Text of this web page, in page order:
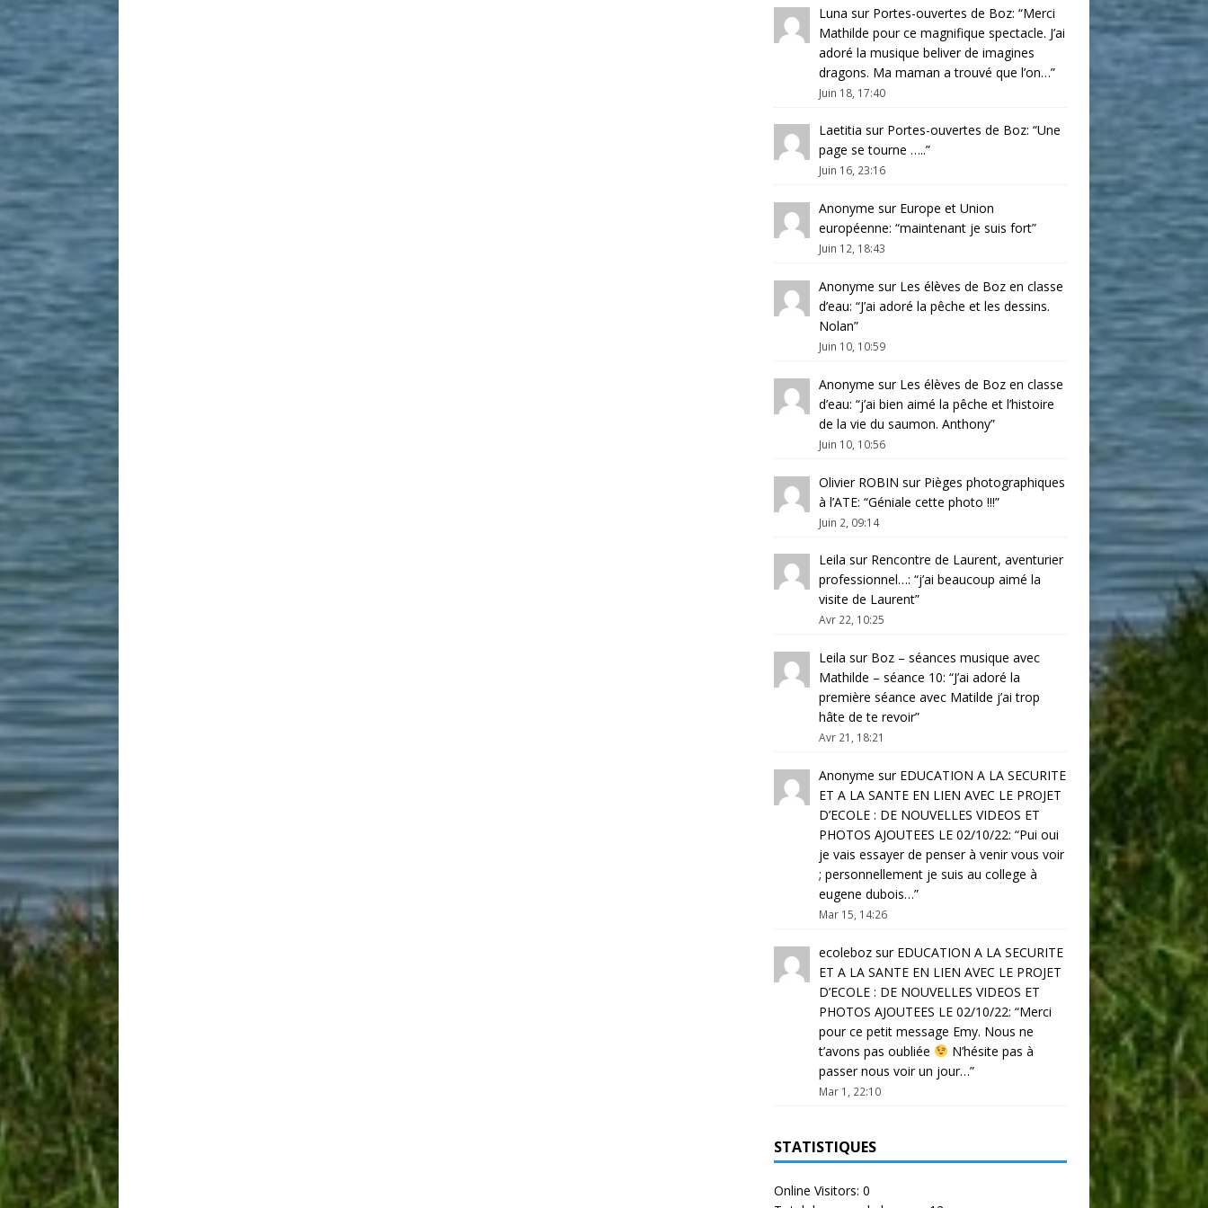
Luna sur Portes-ouvertes de Boz: “Merci
Mathilde pour ce magnifique spectacle. J’ai
adoré la musique beliver de imagines
dragons. Ma maman a trouvé que l’on…”
Juin 18, 17:40
Laetitia sur Portes-ouvertes de Boz: “Une
page se tourne …..”
Juin 16, 23:16
Anonyme sur Europe et Union
européenne: “maintenant je suis fort”
Juin 12, 18:43
Anonyme sur Les élèves de Boz en classe
d’eau: “J’ai adoré la pêche et les dessins.
Nolan”
Juin 10, 10:59
Anonyme sur Les élèves de Boz en classe
d’eau: “j’ai bien aimé la pêche et l’histoire
de la vie du saumon. Anthony”
Juin 10, 10:56
Olivier ROBIN sur Pièges photographiques
à l’ATE: “Géniale cette photo !!!”
Juin 2, 09:14
Leila sur Rencontre de Laurent, aventurier
professionnel…: “j’ai beaucoup aimé la
visite de Laurent”
Avr 22, 10:25
Leila sur Boz – séances musique avec
Mathilde – séance 10: “J’ai adoré la
première séance avec Matilde j’ai trop
hâte de te revoir”
Avr 21, 18:21
Anonyme sur EDUCATION A LA SECURITE
ET A LA SANTE EN LIEN AVEC LE PROJET
D’ECOLE : DE NOUVELLES VIDEOS ET
PHOTOS AJOUTEES LE 02/10/22: “Pui oui
je vais essayer de penser à venir vous voir
; personnellement je suis au college à
eugene dubois…”
Mar 15, 14:26
ecolebozsur EDUCATION A LA SECURITE
ET A LA SANTE EN LIEN AVEC LE PROJET
D’ECOLE : DE NOUVELLES VIDEOS ET
PHOTOS AJOUTEES LE 02/10/22: “Merci
pour ce petit message Emy. Nous ne
t’avons pas oubliée
N’hésite pas à
passer nous voir un jour…”
Mar 1, 22:10
STATISTIQUES
Online Visitors: 0